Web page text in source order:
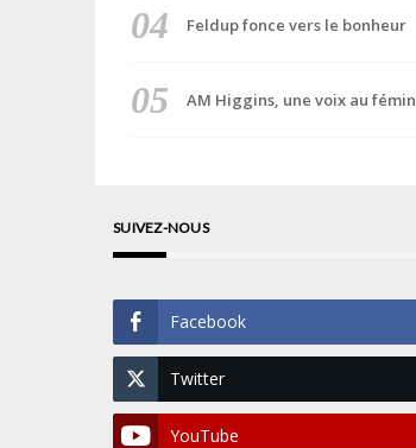
Feldup fonce vers le bonheur
AM Higgins, une voix au
SUIVEZ-NOUS
Facebook
Twitter
YouTube